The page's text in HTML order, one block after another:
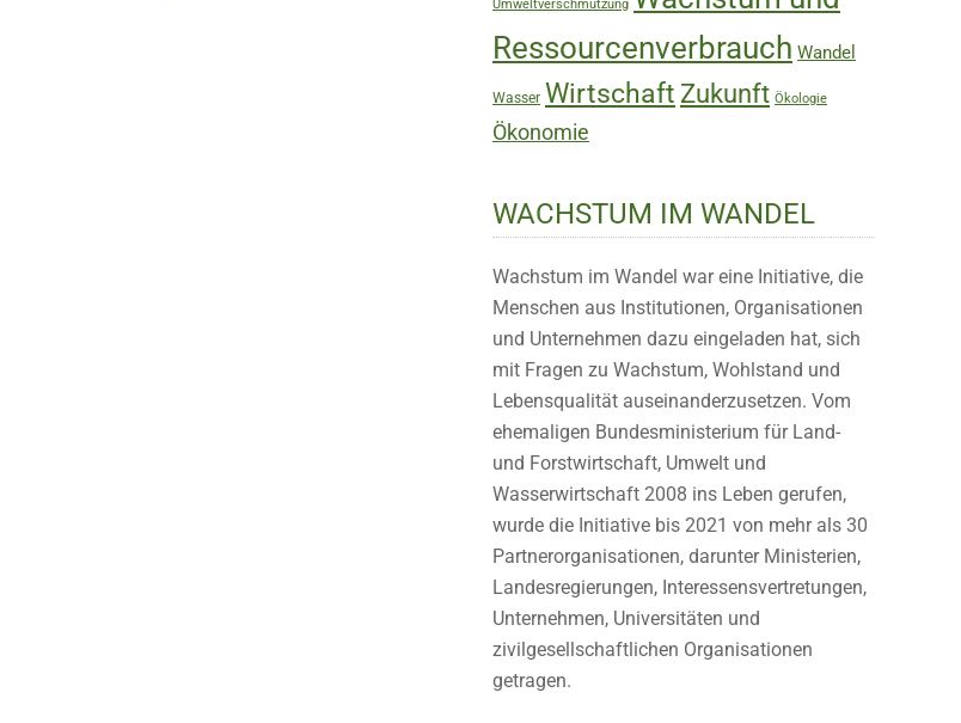
Umweltverschmutzung
Ressourcenverbrauch Wandel
Wasser Wirtschaft Zukunft Ökologie
Ökonomie
WACHSTUM IM WANDEL
Wachstum im Wandel war eine Initiative, die
Menschen aus Institutionen, Organisationen
und Unternehmen dazu eingeladen hat, sich
mit Fragen zu Wachstum, Wohlstand und
Lebensqualität auseinanderzusetzen. Vom
ehemaligen Bundesministerium für Land-
und Forstwirtschaft, Umwelt und
Wasserwirtschaft 2008 ins Leben gerufen,
wurde die Initiative bis 2021 von mehr als 30
Partnerorganisationen, darunter Ministerien,
Landesregierungen, Interessensvertretungen,
Unternehmen, Universitäten und
zivilgesellschaftlichen Organisationen
getragen.